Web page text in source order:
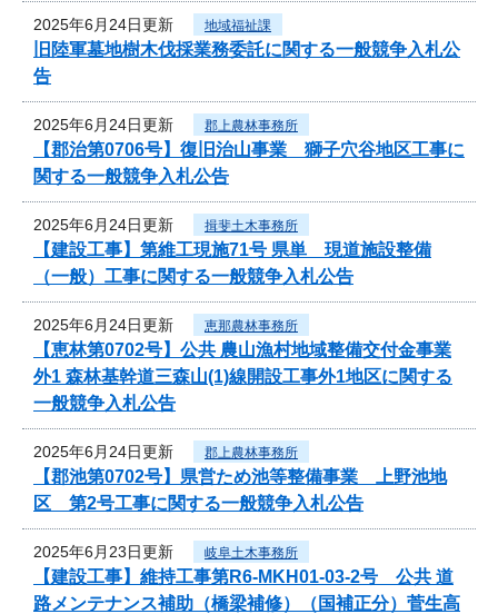
2025年6月24日更新 地域福祉課
旧陸軍墓地樹木伐採業務委託に関する一般競争入札公
告
2025年6月24日更新 郡上農林事務所
【郡治第0706号】復旧治山事業 獅子穴谷地区工事に
関する一般競争入札公告
2025年6月24日更新 揖斐土木事務所
【建設工事】第維工現施71号 県単 現道施設整備
（一般）工事に関する一般競争入札公告
2025年6月24日更新 恵那農林事務所
【恵林第0702号】公共 農山漁村地域整備交付金事業
外1 森林基幹道三森山(1)線開設工事外1地区に関する
一般競争入札公告
2025年6月24日更新 郡上農林事務所
【郡池第0702号】県営ため池等整備事業 上野池地
区 第2号工事に関する一般競争入札公告
2025年6月23日更新 岐阜土木事務所
【建設工事】維持工事第R6-MKH01-03-2号 公共 道
路メンテナンス補助（橋梁補修）（国補正分）菅生高